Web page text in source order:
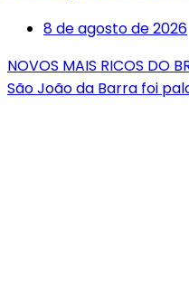
8 de agosto de 2026
NOVOS MAIS RICOS DO
São João da Barra foi